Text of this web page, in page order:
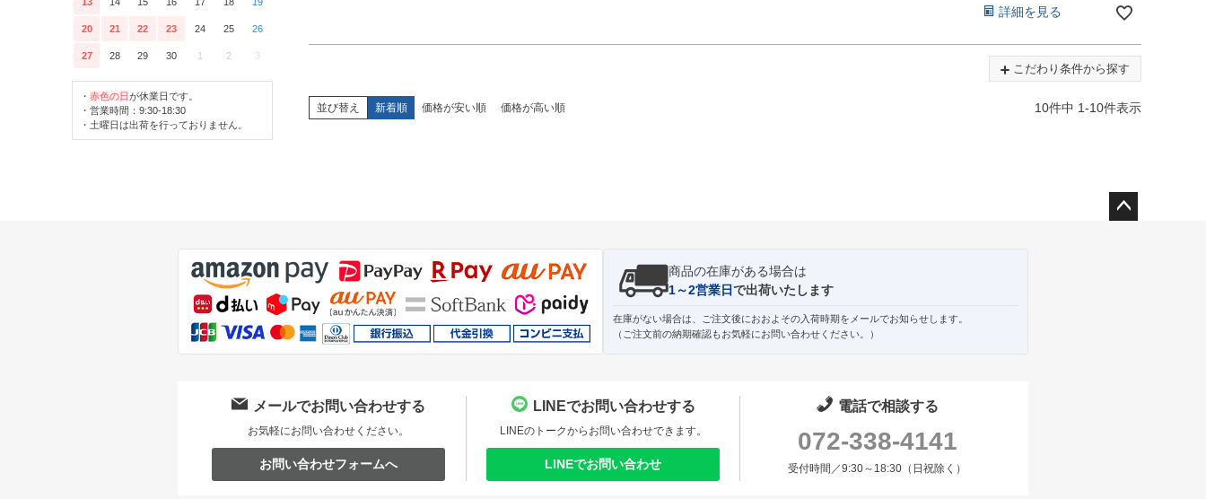
20 21 22 23 24 25 26
27 28 29 30 1 2 3
・ 赤色の日が休業日です。
・営業時間：9:30-18:30
・土曜日は出荷を行っておりません。
詳細を見る
こだわり条件から探す
並び替え 新着順 価格が安い順 価格が高い順 10件中 1-10件表示
商品の在庫がある場合は
1～2営業日で出荷いたします
在庫がない場合は、ご注文後におおよその入荷時期をメールでお知らせします。
（ご注文前の納期確認もお気軽にお問い合わせください。）
メールでお問い合わせする
お気軽にお問い合わせください。
お問い合わせフォームへ
LINEでお問い合わせする
LINEのトークからお問い合わせできます。
LINEでお問い合わせ
電話で相談する
072-338-4141
受付時間／9:30～18:30（日祝除く）